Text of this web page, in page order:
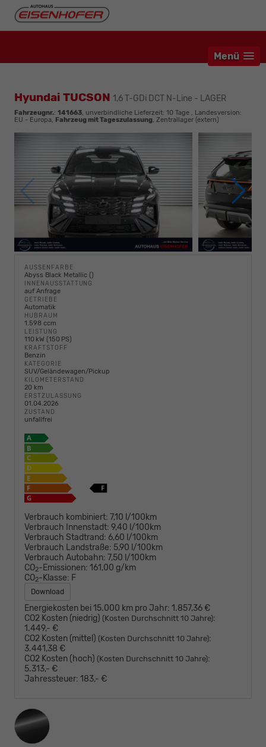
Menü
Hyundai TUCSON 1,6 T-GDi DCT N-Line - LAGER
Fahrzeugnr.: 141663, unverbindliche Lieferzeit: 10 Tage , Landesversion:
EU - Europa, Fahrzeug mit Tageszulassung, Zentrallager (extern)
AUSSENFARBE
Abyss Black Metallic ()
INNENAUSSTATTUNG
auf Anfrage
GETRIEBE
Automatik
HUBRAUM
1.598 ccm
LEISTUNG
110 kW (150 PS)
KRAFTSTOFF
Benzin
KATEGORIE
SUV/Geländewagen/Pickup
KILOMETERSTAND
20 km
ERSTZULASSUNG
01.04.2026
ZUSTAND
unfallfrei
Verbrauch kombiniert: 7,10 l/100km
Verbrauch Innenstadt: 9,40 l/100km
Verbrauch Stadtrand: 6,60 l/100km
Verbrauch Landstraße: 5,90 l/100km
Verbrauch Autobahn: 7,50 l/100km
CO2-Emissionen: 161,00 g/km
CO2-Klasse: F
Download
Energiekosten bei 15.000 km pro Jahr: 1.857,36 €
CO2 Kosten (niedrig) (Kosten Durchschnitt 10 Jahre):
1.449,- €
CO2 Kosten (mittel) (Kosten Durchschnitt 10 Jahre):
3.441,38 €
CO2 Kosten (hoch) (Kosten Durchschnitt 10 Jahre):
5.313,- €
Jahressteuer: 183,- €